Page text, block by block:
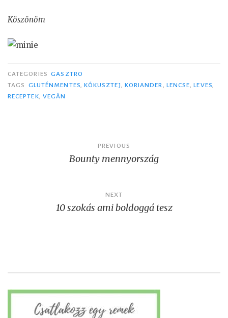
Köszönöm
CATEGORIES GASZTRO
TAGS
GLUTÉNMENTES, KÓKUSZTEJ, KORIANDER, LENCSE,LEVES,
RECEPTEK, VEGÁN
navigation
PREVIOUS
Bounty mennyország
NEXT
10 szokás ami boldoggá tesz